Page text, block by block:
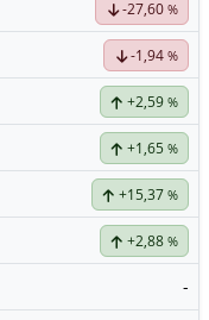
-27,60 %
-1,94 %
+2,59 %
+1,65 %
+15,37 %
+2,88 %
-